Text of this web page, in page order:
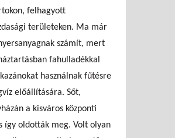
felhagyott
területeken. Ma már
számít, mert
fahulladékkal
használnak fűtésre
előállítására. Sőt,
a kisváros központi
így oldották meg. Volt olyan